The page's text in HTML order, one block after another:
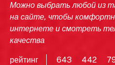
Можно выбрать любой из
на сайте, чтобы
интернете и смотреть
качества
рейтинг 643 442